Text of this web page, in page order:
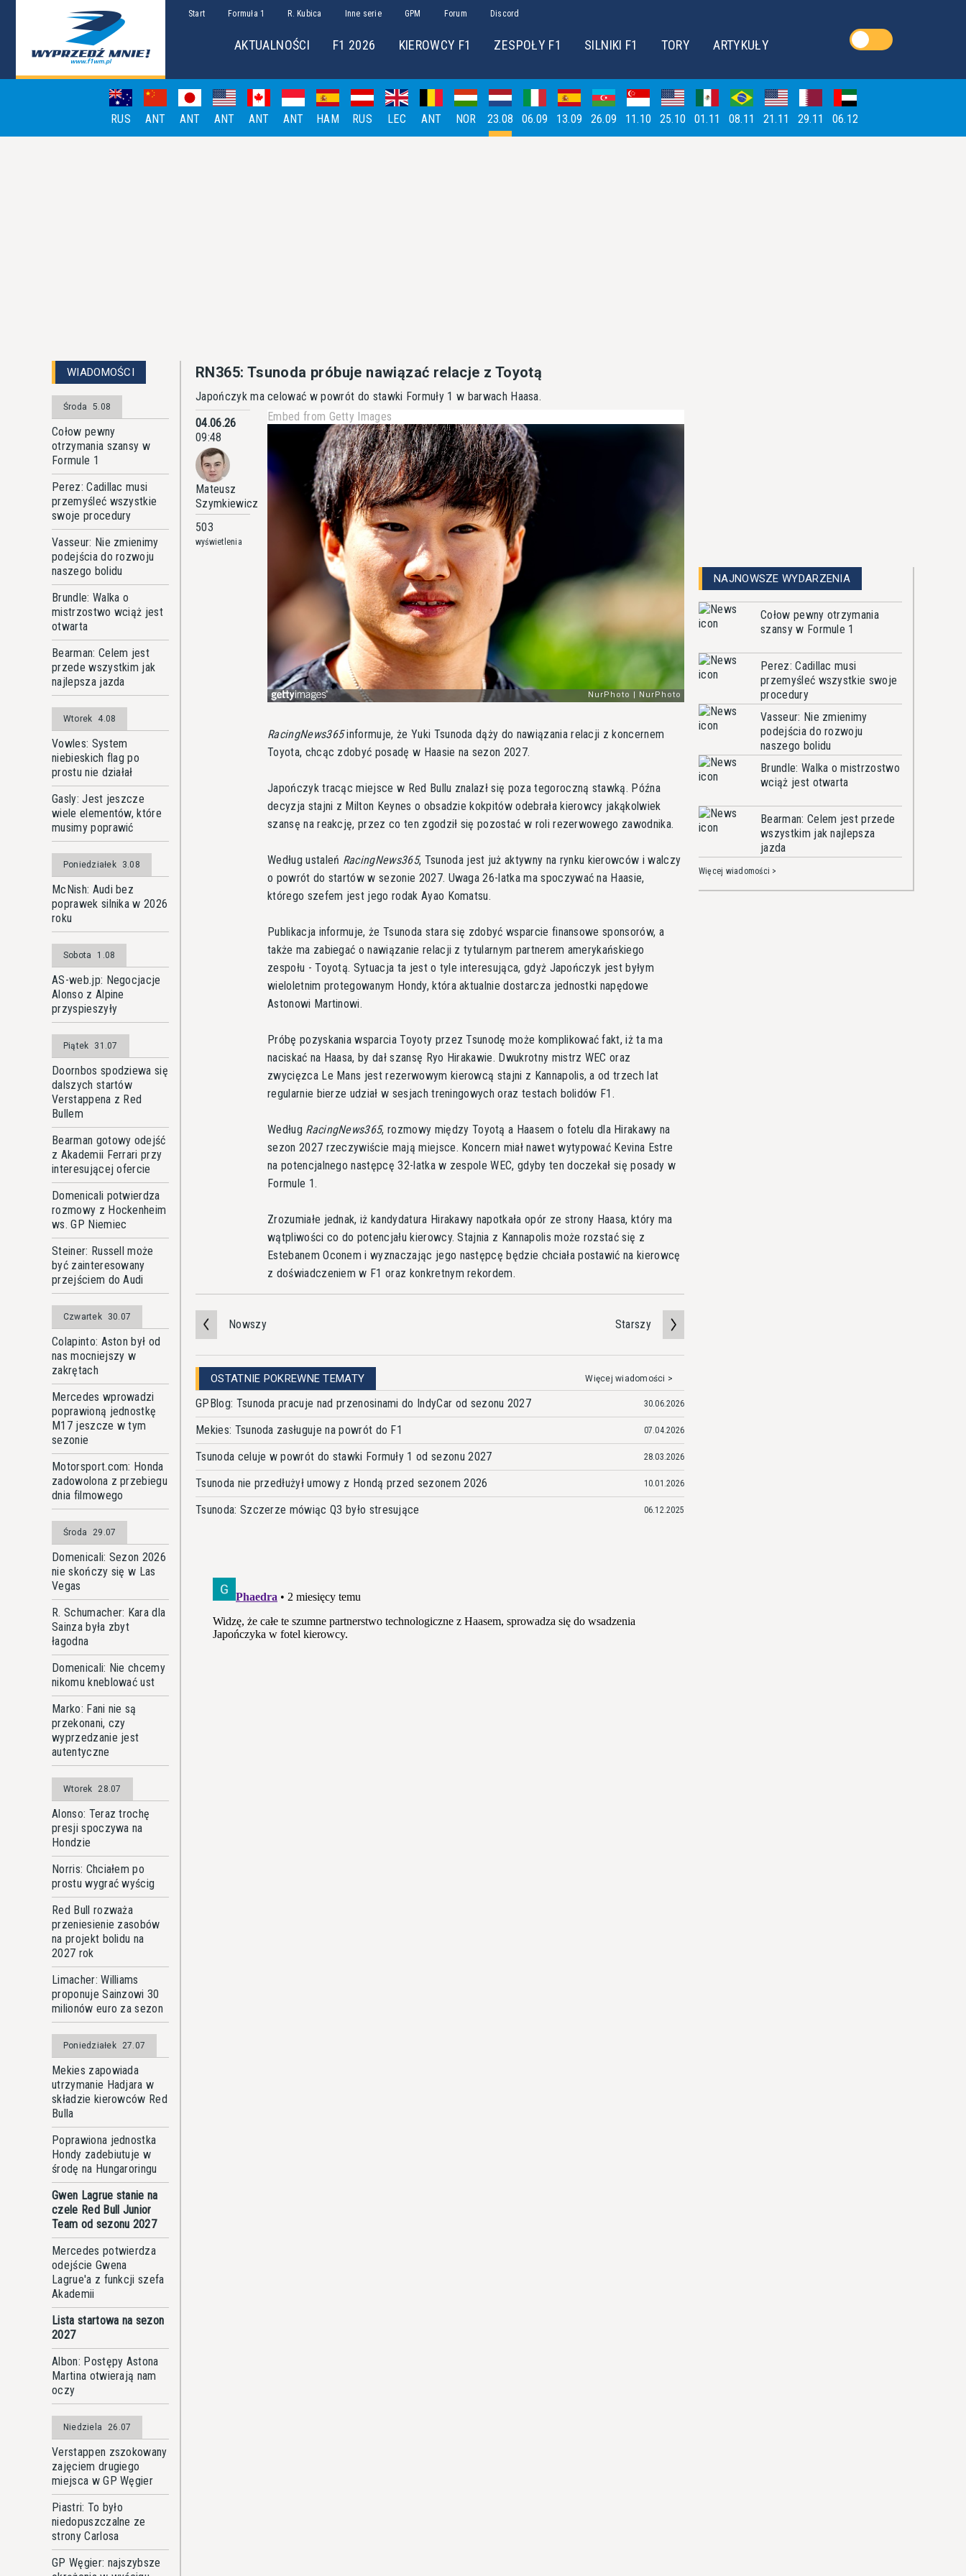
Start Formuła 1 R. Kubica Inne serie GPM Forum Discord
AKTUALNOŚCI F1 2026 KIEROWCY F1 ZESPOŁY F1 SILNIKI F1 TORY ARTYKUŁY
RUS ANT ANT ANT ANT ANT HAM RUS LEC ANT NOR 23.08 06.09 13.09 26.09 11.10 25.10 01.11 08.11 21.11 29.11 06.12
WIADOMOŚCI
Środa 5.08
Cołow pewny
otrzymania szansy w
Formule 1
Perez: Cadillac musi
przemyśleć wszystkie
swoje procedury
Vasseur: Nie zmienimy
podejścia do rozwoju
naszego bolidu
Brundle: Walka o
mistrzostwo wciąż jest
otwarta
Bearman: Celem jest
przede wszystkim jak
najlepsza jazda
Wtorek 4.08
Vowles: System
niebieskich flag po
prostu nie działał
Gasly: Jest jeszcze
wiele elementów, które
musimy poprawić
Poniedziałek 3.08
McNish: Audi bez
poprawek silnika w 2026
roku
Sobota 1.08
AS-web.jp: Negocjacje
Alonso z Alpine
przyspieszyły
Piątek 31.07
Doornbos spodziewa się
dalszych startów
Verstappena z Red
Bullem
Bearman gotowy odejść
z Akademii Ferrari przy
interesującej ofercie
Domenicali potwierdza
rozmowy z Hockenheim
ws. GP Niemiec
Steiner: Russell może
być zainteresowany
przejściem do Audi
Czwartek 30.07
Colapinto: Aston był od
nas mocniejszy w
zakrętach
Mercedes wprowadzi
poprawioną jednostkę
M17 jeszcze w tym
sezonie
Motorsport.com: Honda
zadowolona z przebiegu
dnia filmowego
Środa 29.07
Domenicali: Sezon 2026
nie skończy się w Las
Vegas
R. Schumacher: Kara dla
Sainza była zbyt
łagodna
Domenicali: Nie chcemy
nikomu kneblować ust
Marko: Fani nie są
przekonani, czy
wyprzedzanie jest
autentyczne
Wtorek 28.07
Alonso: Teraz trochę
presji spoczywa na
Hondzie
Norris: Chciałem po
prostu wygrać wyścig
Red Bull rozważa
przeniesienie zasobów
na projekt bolidu na
2027 rok
Limacher: Williams
proponuje Sainzowi 30
milionów euro za sezon
Poniedziałek 27.07
Mekies zapowiada
utrzymanie Hadjara w
składzie kierowców Red
Bulla
Poprawiona jednostka
Hondy zadebiutuje w
środę na Hungaroringu
Gwen Lagrue stanie na
czele Red Bull Junior
Team od sezonu 2027
Mercedes potwierdza
odejście Gwena
Lagrue'a z funkcji szefa
Akademii
Lista startowa na sezon
2027
Albon: Postępy Astona
Martina otwierają nam
oczy
Niedziela 26.07
Verstappen zszokowany
zajęciem drugiego
miejsca w GP Węgier
Piastri: To było
niedopuszczalne ze
strony Carlosa
GP Węgier: najszybsze
RN365: Tsunoda próbuje nawiązać relacje z Toyotą
Japończyk ma celować w powrót do stawki Formuły 1 w barwach Haasa.
04.06.26
09:48
Mateusz
Szymkiewicz
503
wyświetlenia
Embed from Getty Images
RacingNews365informuje, że Yuki Tsunoda dąży do nawiązania relacji z koncernem
Toyota, chcąc zdobyć posadę w Haasie na sezon 2027.
Japończyk tracąc miejsce w Red Bullu znalazł się poza tegoroczną stawką. Późna
decyzja stajni z Milton Keynes o obsadzie kokpitów odebrała kierowcy jakąkolwiek
szansę na reakcję, przez co ten zgodził się pozostać w roli rezerwowego zawodnika.
Według ustaleń RacingNews365, Tsunoda jest już aktywny na rynku kierowców i walczy
o powrót do startów w sezonie 2027. Uwaga 26-latka ma spoczywać na Haasie,
którego szefem jest jego rodak Ayao Komatsu.
Publikacja informuje, że Tsunoda stara się zdobyć wsparcie finansowe sponsorów, a
także ma zabiegać o nawiązanie relacji z tytularnym partnerem amerykańskiego
zespołu - Toyotą. Sytuacja ta jest o tyle interesująca, gdyż Japończyk jest byłym
wieloletnim protegowanym Hondy, która aktualnie dostarcza jednostki napędowe
Astonowi Martinowi.
Próbę pozyskania wsparcia Toyoty przez Tsunodę może komplikować fakt, iż ta ma
naciskać na Haasa, by dał szansę Ryo Hirakawie. Dwukrotny mistrz WEC oraz
zwycięzca Le Mans jest rezerwowym kierowcą stajni z Kannapolis, a od trzech lat
regularnie bierze udział w sesjach treningowych oraz testach bolidów F1.
Według RacingNews365, rozmowy między Toyotą a Haasem o fotelu dla Hirakawy na
sezon 2027 rzeczywiście mają miejsce. Koncern miał nawet wytypować Kevina Estre
na potencjalnego następcę 32-latka w zespole WEC, gdyby ten doczekał się posady w
Formule 1.
Zrozumiałe jednak, iż kandydatura Hirakawy napotkała opór ze strony Haasa, który ma
wątpliwości co do potencjału kierowcy. Stajnia z Kannapolis może rozstać się z
Estebanem Oconem i wyznaczając jego następcę będzie chciała postawić na kierowcę
z doświadczeniem w F1 oraz konkretnym rekordem.
Nowszy Starszy
OSTATNIE POKREWNE TEMATY Więcej wiadomości >
GPBlog: Tsunoda pracuje nad przenosinami do IndyCar od sezonu 2027 30.06.2026
Mekies: Tsunoda zasługuje na powrót do F1 07.04.2026
Tsunoda celuje w powrót do stawki Formuły 1 od sezonu 2027 28.03.2026
Tsunoda nie przedłużył umowy z Hondą przed sezonem 2026 10.01.2026
Tsunoda: Szczerze mówiąc Q3 było stresujące 06.12.2025
NAJNOWSZE WYDARZENIA
Cołow pewny otrzymania
szansy w Formule 1
Perez: Cadillac musi
przemyśleć wszystkie swoje
procedury
Vasseur: Nie zmienimy
podejścia do rozwoju
naszego bolidu
Brundle: Walka o mistrzostwo
wciąż jest otwarta
Bearman: Celem jest przede
wszystkim jak najlepsza
jazda
Więcej wiadomości >